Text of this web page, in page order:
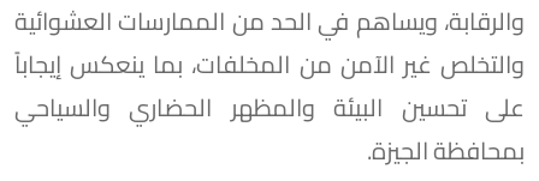
والرقابة، ويساهم في الحد من الممارسات العشوائية
والتخلص غير الآمن من المخلفات، بما ينعكس إيجاباً
على تحسين البيئة والمظهر الحضاري والسياحي
بمحافظة الجيزة.